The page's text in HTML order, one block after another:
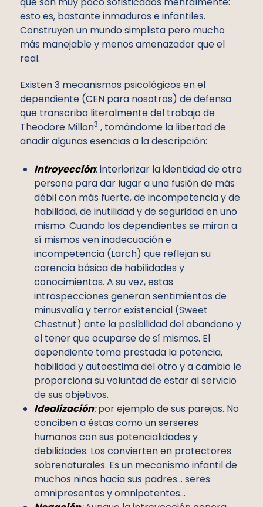
esto es, bastante inmaduros e infantiles.
Construyen un mundo simplista pero mucho
más manejable y menos amenazador que el
real.
Existen 3 mecanismos psicológicos en el
dependiente (CEN para nosotros) de defensa
que transcribo literalmente del trabajo de
Theodore Millon3 , tomándome la libertad de
añadir algunas esencias a la descripción:
Introyección: interiorizar la identidad de otra
persona para dar lugar a una fusión de más
débil con más fuerte, de incompetencia y de
habilidad, de inutilidad y de seguridad en uno
mismo. Cuando los dependientes se miran a
sí mismos ven inadecuación e
incompetencia (Larch) que reflejan su
carencia básica de habilidades y
conocimientos. A su vez, estas
introspecciones generan sentimientos de
minusvalía y terror existencial (Sweet
Chestnut) ante la posibilidad del abandono y
el tener que ocuparse de sí mismos. El
dependiente toma prestada la potencia,
habilidad y autoestima del otro y a cambio le
proporciona su voluntad de estar al servicio
de sus objetivos.
Idealización:por ejemplo de sus parejas. No
conciben a éstas como un serseres
humanos con sus potencialidades y
debilidades. Los convierten en protectores
sobrenaturales. Es un mecanismo infantil de
muchos niños hacia sus padres… seres
omnipresentes y omnipotentes…